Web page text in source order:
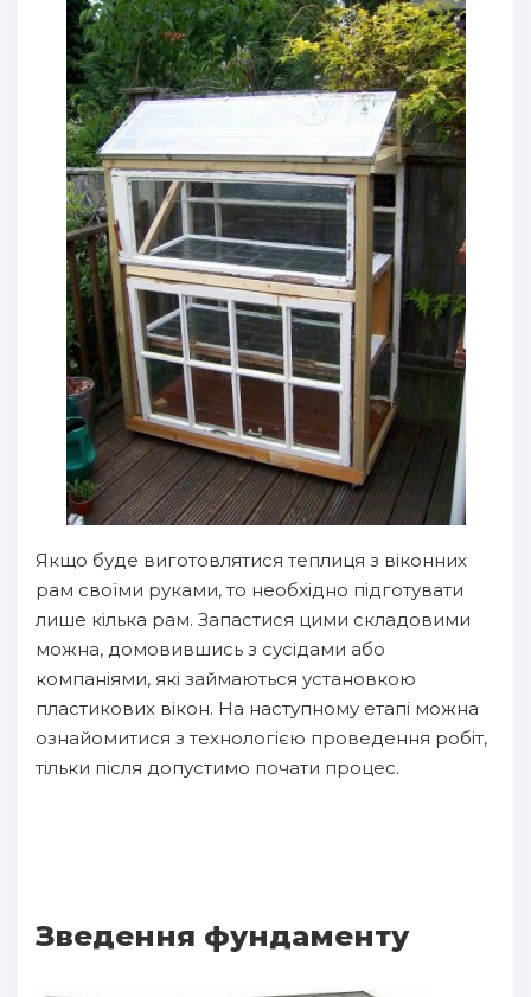
Якщо буде виготовлятися теплиця з віконних
рам своїми руками, то необхідно підготувати
лише кілька рам. Запастися цими складовими
можна, домовившись з сусідами або
компаніями, які займаються установкою
пластикових вікон. На наступному етапі можна
ознайомитися з технологією проведення робіт,
тільки після допустимо почати процес.
Зведення фундаменту